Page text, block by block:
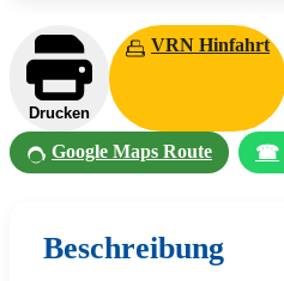
Drucken
VRN Hinfahrt
Google Maps Route ☎
Beschreibung